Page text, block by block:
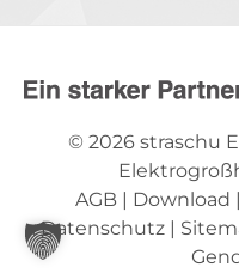
© 2026 straschu
AGB | Download |
Datenschutz|